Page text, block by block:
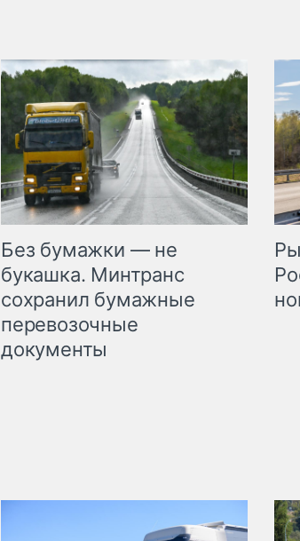
Без бумажки — не
букашка. Минтранс
сохранил бумажные
перевозочные
документы